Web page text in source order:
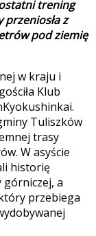
trening
z
pod ziemię
w kraju i
Klub
Tuliszków
trasy
W asyście
historię
a
przebiega